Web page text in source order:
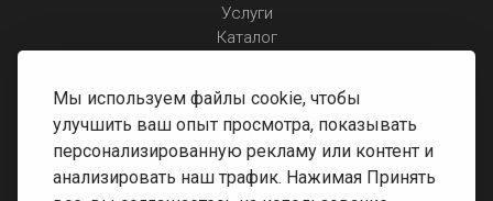
Мы используем файлы cookie, чтобы
улучшить ваш опыт просмотра, показывать
персонализированную рекламу или контент и
анализировать наш трафик. Нажимая Принять
Услуги
Каталог
Правила защиты персональных данных
Доставка и оплата
Условия возврата